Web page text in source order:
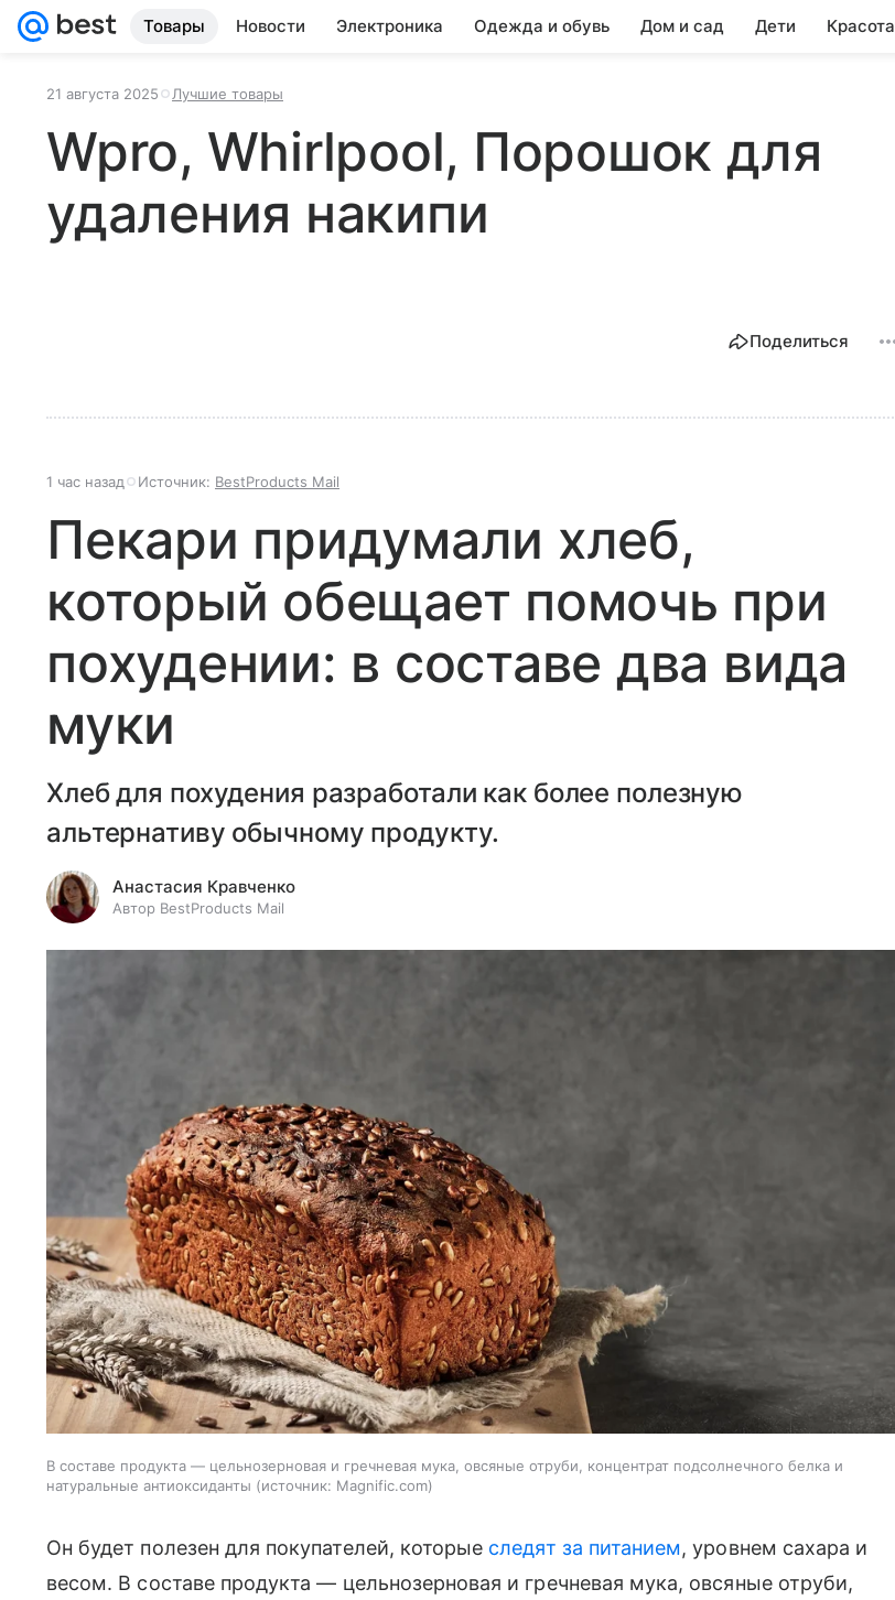
Товары Новости Электроника Одежда и обувь Дом и сад Дети Красота
21 августа 2025 Лучшие товары
Wpro, Whirlpool, Порошок для
удаления накипи
Поделиться
1 час назад Источник: BestProducts Mail
Пекари придумали хлеб,
который обещает помочь при
похудении: в составе два вида
муки
Хлеб для похудения разработали как более полезную
альтернативу обычному продукту.
Анастасия Кравченко
Автор BestProducts Mail
В составе продукта — цельнозерновая и гречневая мука, овсяные отруби, концентрат подсолнечного белка и
натуральные антиоксиданты
источник: Magnific.com
Он будет полезен для покупателей, которые следят за питанием, уровнем сахара и
весом. В составе продукта — цельнозерновая и гречневая мука, овсяные отруби,